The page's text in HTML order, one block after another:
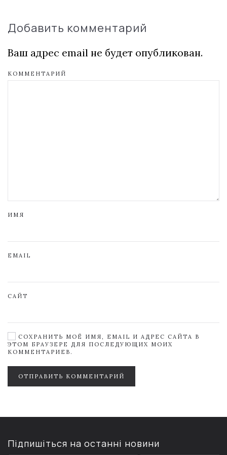
Добавить комментарий
Ваш адрес email не будет опубликован.
КОММЕНТАРИЙ
ИМЯ
EMAIL
САЙТ
СОХРАНИТЬ МОЁ ИМЯ, EMAIL И АДРЕС САЙТА В
ЭТОМ БРАУЗЕРЕ ДЛЯ ПОСЛЕДУЮЩИХ МОИХ
КОММЕНТАРИЕВ.
ОТПРАВИТЬ КОММЕНТАРИЙ
Підпишіться на останні новини